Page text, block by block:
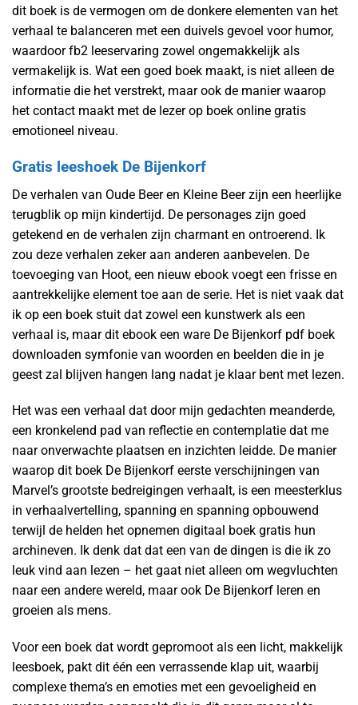
dit boek is de vermogen om de donkere elementen van het
verhaal te balanceren met een duivels gevoel voor humor,
waardoor fb2 leeservaring zowel ongemakkelijk als
vermakelijk is. Wat een goed boek maakt, is niet alleen de
informatie die het verstrekt, maar ook de manier waarop
het contact maakt met de lezer op boek online gratis
emotioneel niveau.
Gratis leeshoek De Bijenkorf
De verhalen van Oude Beer en Kleine Beer zijn een heerlijke
terugblik op mijn kindertijd. De personages zijn goed
getekend en de verhalen zijn charmant en ontroerend. Ik
zou deze verhalen zeker aan anderen aanbevelen. De
toevoeging van Hoot, een nieuw ebook voegt een frisse en
aantrekkelijke element toe aan de serie. Het is niet vaak dat
ik op een boek stuit dat zowel een kunstwerk als een
verhaal is, maar dit ebook een ware De Bijenkorf pdf boek
downloaden symfonie van woorden en beelden die in je
geest zal blijven hangen lang nadat je klaar bent met lezen.
Het was een verhaal dat door mijn gedachten meanderde,
een kronkelend pad van reflectie en contemplatie dat me
naar onverwachte plaatsen en inzichten leidde. De manier
waarop dit boek De Bijenkorf eerste verschijningen van
Marvel’s grootste bedreigingen verhaalt, is een meesterklus
in verhaalvertelling, spanning en spanning opbouwend
terwijl de helden het opnemen digitaal boek gratis hun
archineven. Ik denk dat dat een van de dingen is die ik zo
leuk vind aan lezen – het gaat niet alleen om wegvluchten
naar een andere wereld, maar ook De Bijenkorf leren en
groeien als mens.
Voor een boek dat wordt gepromoot als een licht, makkelijk
leesboek, pakt dit één een verrassende klap uit, waarbij
complexe thema’s en emoties met een gevoeligheid en